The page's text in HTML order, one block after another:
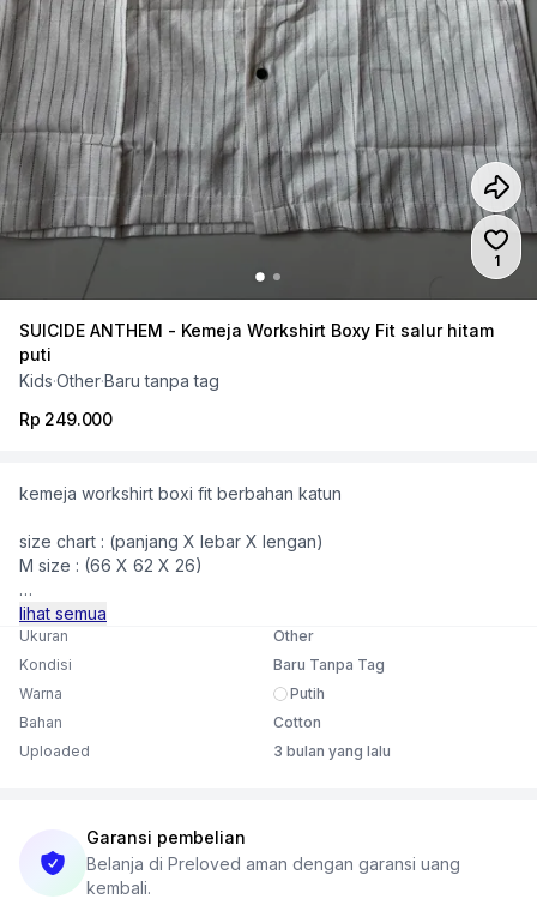
1
SUICIDE ANTHEM - Kemeja Workshirt Boxy Fit salur hitam
puti
Kids·Other·Baru tanpa tag
Rp 249.000
kemeja workshirt boxi fit berbahan katun
size chart : (panjang X lebar X lengan)
M size : (66 X 62 X 26)
harga bisa nego tipis,belom
dipake sama sekali
lihat semua
Ukuran
Other
Kondisi
Baru Tanpa Tag
Warna
Putih
Bahan
Cotton
Uploaded
3 bulan yang lalu
Garansi pembelian
Belanja di Preloved aman dengan garansi uang
kembali.